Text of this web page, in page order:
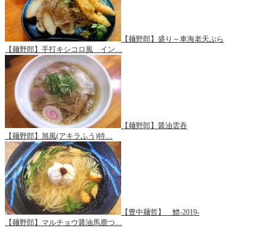
【麺野郎】盛り～車海老天ぷら
【麺野郎】手打キシコロ風 イン…
【麺野郎】醤油雲吞
【麺野郎】旭風(アキラふう)特…
【豊中麺哲】 鱧-2019-
【麺野郎】マルチョウ醤油馬鹿つ…